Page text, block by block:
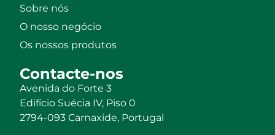
Sobre nós
O nosso negócio
Os nossos produtos
Contacte-nos
Avenida do Forte 3
Edifício Suécia IV, Piso 0
2794-093 Carnaxide, Portugal